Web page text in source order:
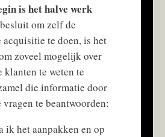
is het halve werk
om zelf de
acquisitie te doen, is het
zoveel mogelijk over
klanten te weten te
die informatie door
vragen te beantwoorden:
ik het aanpakken en op